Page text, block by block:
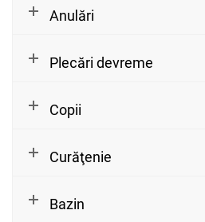
Anulări
Plecări devreme
Copii
Curăţenie
Bazin